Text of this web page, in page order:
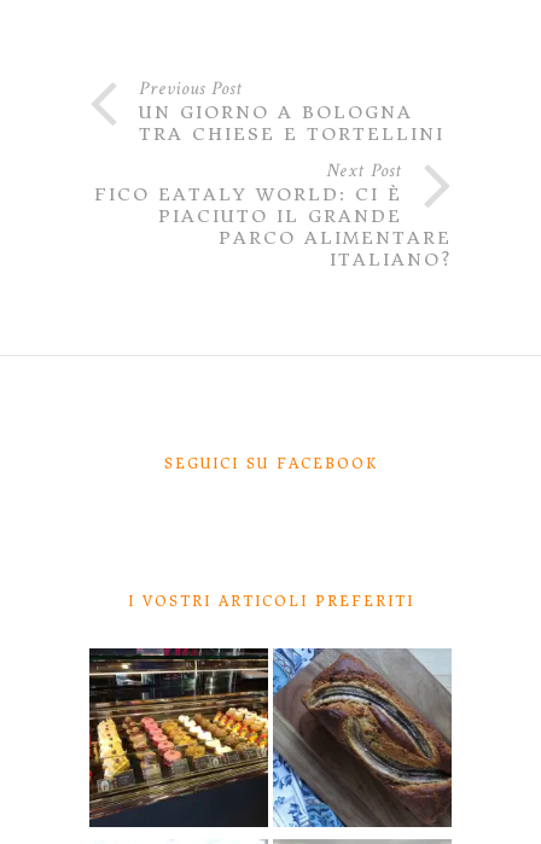
Previous Post
UN GIORNO A BOLOGNA
TRA CHIESE E TORTELLINI
Next Post
FICO EATALY WORLD: CI È
PIACIUTO IL GRANDE
PARCO ALIMENTARE
ITALIANO?
SEGUICI SU FACEBOOK
I VOSTRI ARTICOLI PREFERITI